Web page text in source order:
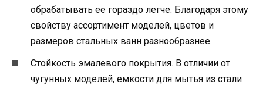
обрабатывать ее гораздо легче. Благодаря этому
свойству ассортимент моделей, цветов и
размеров стальных ванн разнообразнее.
Стойкость эмалевого покрытия. В отличии от
чугунных моделей, емкости для мытья из стали